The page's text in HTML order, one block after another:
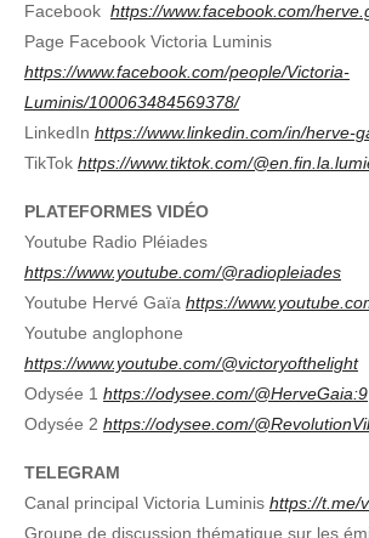
Facebook https://www.facebook.com/
Page Facebook Victoria Luminis
https://www.facebook.com/people/Victoria-
Luminis/100063484569378/
LinkedIn https://www.linkedin.com/in/herve-
TikTok https://www.tiktok.com/
PLATEFORMES VIDÉO
Youtube Radio Pléiades
https://www.youtube.com/@radiopleiades
Youtube Hervé Gaïa https://
Youtube anglophone
https://www.youtube.com/@victoryofthelight
Odysée 1 https://odysee.com/@HerveGaia:9
Odysée 2 https://odysee.com/
TELEGRAM
Canal principal Victoria Luminis https://t.me/
Groupe de discussion thématique sur les